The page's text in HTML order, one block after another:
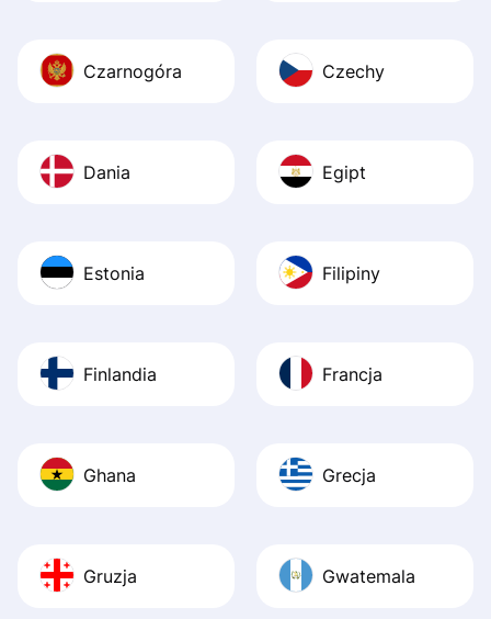
Czarnogóra Czechy
Dania Egipt
Estonia Filipiny
Finlandia Francja
Ghana Grecja
Gruzja Gwatemala